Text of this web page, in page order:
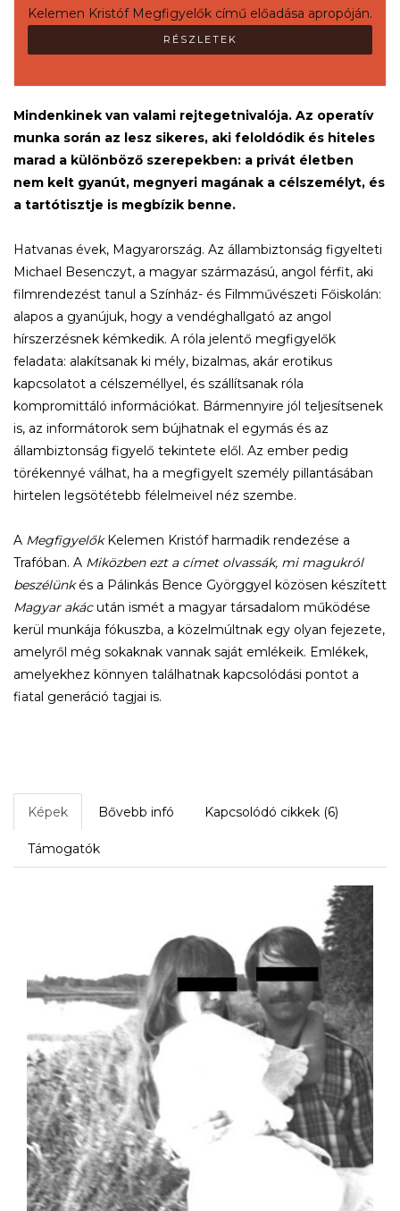
Kelemen Kristóf Megfigyelők című előadása apropóján.
RÉSZLETEK
Mindenkinek van valami rejtegetnivalója. Az operatív
munka során az lesz sikeres, aki feloldódik és hiteles
marad a különböző szerepekben: a privát életben
nem kelt gyanút, megnyeri magának a célszemélyt, és
a tartótisztje is megbízik benne.
Hatvanas évek, Magyarország. Az állambiztonság figyelteti
Michael Besenczyt, a magyar származású, angol férfit, aki
filmrendezést tanul a Színház- és Filmművészeti Főiskolán:
alapos a gyanújuk, hogy a vendéghallgató az angol
hírszerzésnek kémkedik. A róla jelentő megfigyelők
feladata: alakítsanak ki mély, bizalmas, akár erotikus
kapcsolatot a célszeméllyel, és szállítsanak róla
kompromittáló információkat. Bármennyire jól teljesítsenek
is, az informátorok sem bújhatnak el egymás és az
állambiztonság figyelő tekintete elől. Az ember pedig
törékennyé válhat, ha a megfigyelt személy pillantásában
hirtelen legsötétebb félelmeivel néz szembe.
A MegfigyelőkKelemen Kristóf harmadik rendezése a
Trafóban. A Miközben ezt a címet olvassák, mi magukról
beszélünkés a Pálinkás Bence Györggyel közösen készített
Magyar akácután ismét a magyar társadalom működése
kerül munkája fókuszba, a közelmúltnak egy olyan fejezete,
amelyről még sokaknak vannak saját emlékeik. Emlékek,
amelyekhez könnyen találhatnak kapcsolódási pontot a
fiatal generáció tagjai is.
Képek Bővebb infó Kapcsolódó cikkek (6)
Támogatók